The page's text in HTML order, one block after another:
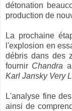
détonation
production de
La prochaine
l'explosion en
débris dans des
fournir Chandra
Karl Jansky Very
L'analyse fine
ainsi de